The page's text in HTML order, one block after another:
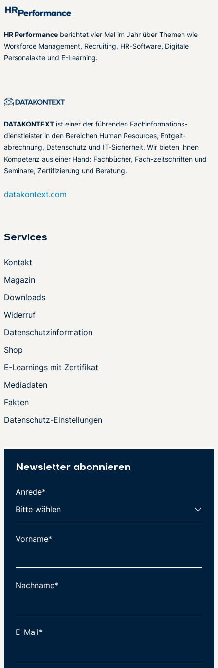
HR Performance berichtet vier Mal im Jahr über Themen wie
Workforce Management, Recruiting, HR-Software, Digitale
Personalakte und E-Learning.
DATAKONTEXT ist einer der führenden Fachinformations-
dienstleister in den Bereichen Human Resources, Entgelt-
abrechnung, Datenschutz und IT-Sicherheit. Wir bieten Ihnen
Kompetenz aus einer Hand: Fachbücher, Fach-zeitschriften und
Seminare, Zertifizierung und Beratung.
datakontext.com
Services
Kontakt
Magazin
Downloads
Widerruf
Datenschutzinformation
Shop
E-Learnings mit Zertifikat
Mediadaten
Fakten
Datenschutz-Einstellungen
Newsletter abonnieren
Anrede*
Vorname*
Nachname*
E-Mail*